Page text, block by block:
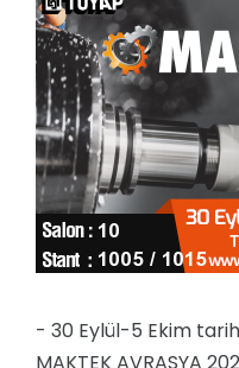
- 30 Eylül-5 Ekim
MAKTEK AVRASYA